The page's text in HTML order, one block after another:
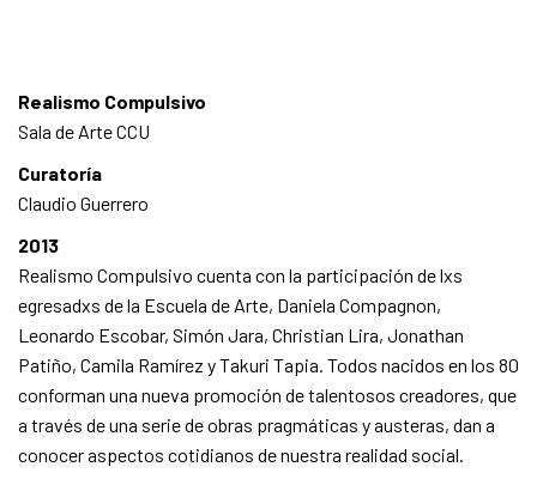
Realismo Compulsivo
Sala de Arte CCU
Curatoría
Claudio Guerrero
2013
Realismo Compulsivo cuenta con la participación de lxs
egresadxs de la Escuela de Arte, Daniela Compagnon,
Leonardo Escobar, Simón Jara, Christian Lira, Jonathan
Patiño, Camila Ramírez y Takuri Tapia. Todos nacidos en los 80
conforman una nueva promoción de talentosos creadores, que
a través de una serie de obras pragmáticas y austeras, dan a
conocer aspectos cotidianos de nuestra realidad social.